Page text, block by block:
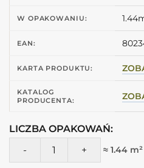
W OPAKOWANIU:
EAN:
KARTA PRODUKTU:
KATALOG
PRODUCENTA:
LICZBA OPAKOWAŃ:
ilość CERCOM IN.CONTRO
≈ 1.44 m²